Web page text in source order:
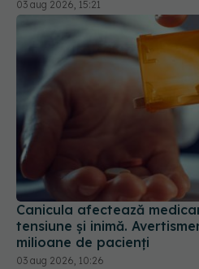
Canicula afectează
tensiune și inimă.
milioane de pacienți
03 aug 2026, 10:26